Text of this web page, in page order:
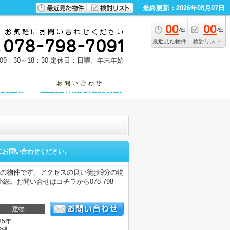
最終更新：2026年08月07日
00件
最近見た物件
00件
検討リスト
：30～18：30 定休日：日曜、年末年始
問い合わせください。
物件です。アクセスの良い徒歩9分の物
。お問い合せはコチラから078-798-
建物
年